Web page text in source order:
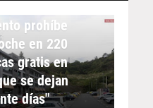
prohíbe
en 220
gratis en
se dejan
días"